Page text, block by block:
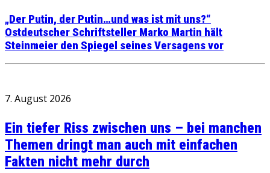
„Der Putin, der Putin…und was ist mit uns?“
Ostdeutscher Schriftsteller Marko Martin hält
Steinmeier den Spiegel seines Versagens vor
7. August 2026
Ein tiefer Riss zwischen uns – bei manchen
Themen dringt man auch mit einfachen
Fakten nicht mehr durch